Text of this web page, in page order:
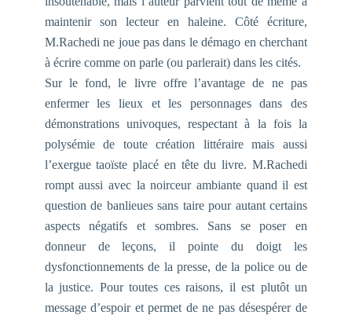
maintenir son lecteur en haleine. Côté écriture,
M.Rachedi ne joue pas dans le démago en cherchant
à écrire comme on parle (ou parlerait) dans les cités.
Sur le fond, le livre offre l’avantage de ne pas
enfermer les lieux et les personnages dans des
démonstrations univoques, respectant à la fois la
polysémie de toute création littéraire mais aussi
l’exergue taoïste placé en tête du livre. M.Rachedi
rompt aussi avec la noirceur ambiante quand il est
question de banlieues sans taire pour autant certains
aspects négatifs et sombres. Sans se poser en
donneur de leçons, il pointe du doigt les
dysfonctionnements de la presse, de la police ou de
la justice. Pour toutes ces raisons, il est plutôt un
message d’espoir et permet de ne pas désespérer de